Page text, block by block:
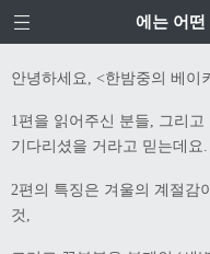
에는 어
안녕하세요 , <한밤중의 베이
1 편을 읽어주신 분들 그리고
기다리셨을 거라고 믿는데요
2편의 특징은 겨울의 계절감
것